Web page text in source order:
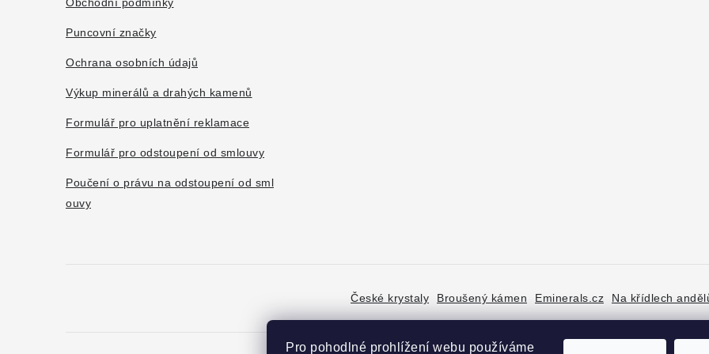
Pro pohodlné prohlížení webu používáme
Puncovní značky
Ochrana osobních údajů
Výkup minerálů a drahých kamenů
Formulář pro uplatnění reklamace
Formulář pro odstoupení od smlouvy
Poučení o právu na odstoupení od sml
ouvy
České krystaly Broušený kámen Eminerals.cz Na křídlech